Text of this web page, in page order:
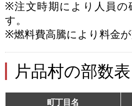
※注文時期により人員の
す。
※燃料費高騰により料金
片品村の部数表
町丁目名